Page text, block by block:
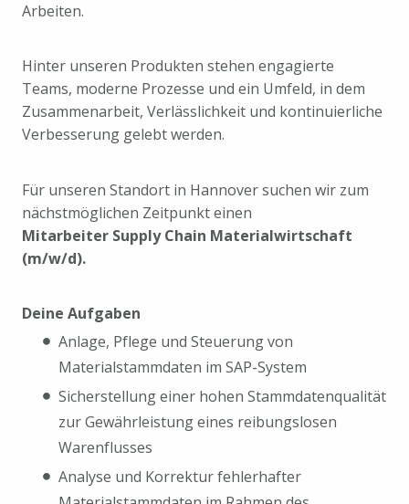
Arbeiten.
Hinter unseren Produkten stehen engagierte
Teams, moderne Prozesse und ein Umfeld, in dem
Zusammenarbeit, Verlässlichkeit und kontinuierliche
Verbesserung gelebt werden.
Für unseren Standort in Hannover suchen wir zum
nächstmöglichen Zeitpunkt einen
Mitarbeiter Supply Chain Materialwirtschaft
(m/w/d).
Deine Aufgaben
Anlage, Pflege und Steuerung von
Materialstammdaten im SAP-System
Sicherstellung einer hohen Stammdatenqualität
zur Gewährleistung eines reibungslosen
Warenflusses
Analyse und Korrektur fehlerhafter